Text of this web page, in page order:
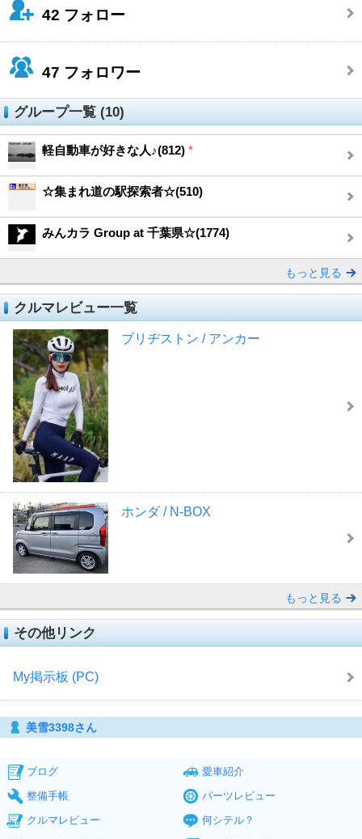
42 フォロー
47 フォロワー
グループ一覧 (10)
軽自動車が好きな人♪(812) *
☆集まれ道の駅探索者☆(510)
みんカラ Group at 千葉県☆(1774)
もっと見る
クルマレビュー一覧
ブリヂストン / アンカー
ホンダ / N-BOX
もっと見る
その他リンク
My掲示板 (PC)
美雪3398さん
ブログ
愛車紹介
整備手帳
パーツレビュー
クルマレビュー
何シテル？